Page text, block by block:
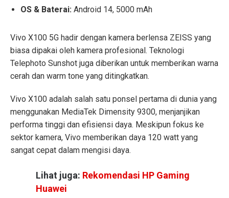
OS & Baterai: Android 14, 5000 mAh
Vivo X100 5G hadir dengan kamera berlensa ZEISS yang
biasa dipakai oleh kamera profesional. Teknologi
Telephoto Sunshot juga diberikan untuk memberikan warna
cerah dan warm tone yang ditingkatkan.
Vivo X100 adalah salah satu ponsel pertama di dunia yang
menggunakan MediaTek Dimensity 9300, menjanjikan
performa tinggi dan efisiensi daya. Meskipun fokus ke
sektor kamera, Vivo memberikan daya 120 watt yang
sangat cepat dalam mengisi daya.
Lihat juga: Rekomendasi HP Gaming
Huawei